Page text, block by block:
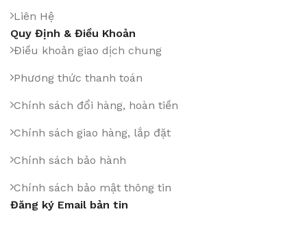
Liên Hệ
Quy Định & Điều Khoản
Điều khoản giao dịch chung
Phương thức thanh toán
Chính sách đổi hàng, hoàn tiền
Chính sách giao hàng, lắp đặt
Chính sách bảo hành
Chính sách bảo mật thông tin
Đăng ký Email bản tin